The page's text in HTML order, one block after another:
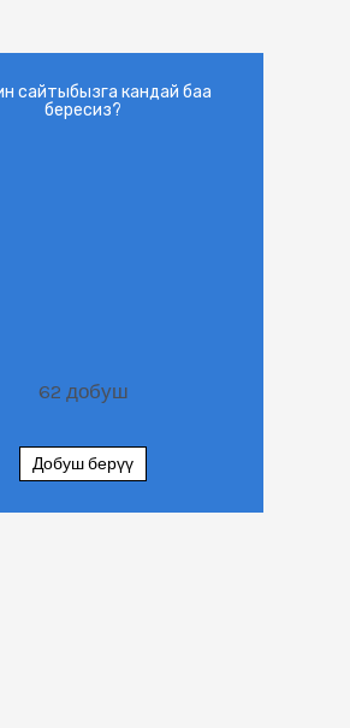
сайтыбызга кандай баа
бересиз?
62 добуш
Добуш берүү